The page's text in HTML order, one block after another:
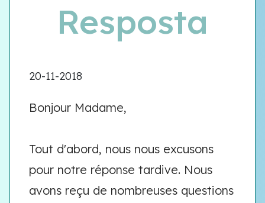
Resposta
20-11-2018
Bonjour Madame,
Tout d'abord, nous nous excusons
pour notre réponse tardive. Nous
avons reçu de nombreuses questions